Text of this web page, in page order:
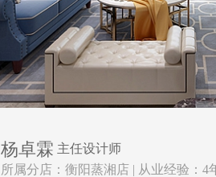
杨卓霖 主任设计师
所属分店：衡阳蒸湘店 | 从业经验：4